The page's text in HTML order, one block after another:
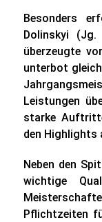
Besonders
Dolinskyi (Jg.
überzeugte
unterbot
Leistungen
starke
den Highlights
Neben den
wichtige
Pflichtzeiten